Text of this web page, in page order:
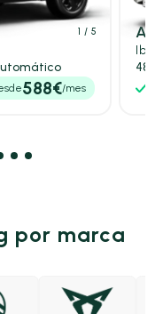
1 / 5
588€/mes
48
por marca